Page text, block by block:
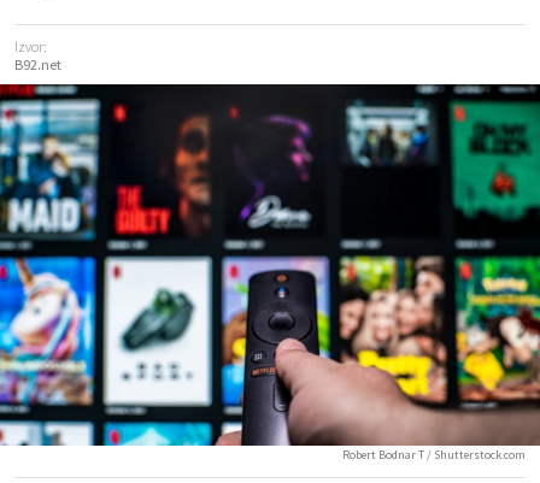
Izvor:
B92.net
Robert Bodnar T / Shutterstock.com